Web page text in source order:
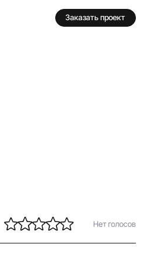
Заказать проект
Нет голосов